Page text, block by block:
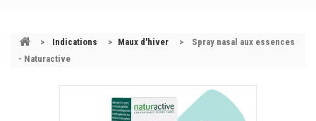
> Indications > Maux d'hiver >
Spray nasal aux essences
- Naturactive